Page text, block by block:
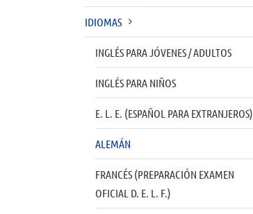
IDIOMAS
INGLÉS PARA JÓVENES / ADULTOS
INGLÉS PARA NIÑOS
E. L. E. (ESPAÑOL PARA EXTRANJEROS)
ALEMÁN
FRANCÉS (PREPARACIÓN EXAMEN
OFICIAL D. E. L. F.)